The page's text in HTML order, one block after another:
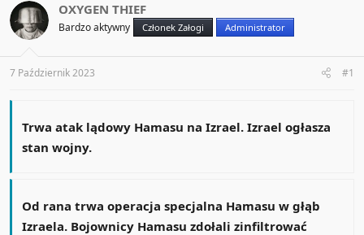
t
e
m
a
t
c
z
t
OXYGEN THIEF
Bardzo aktywny Członek Załogi Administrator
7 Październik 2023 #1
Trwa atak lądowy Hamasu na Izrael. Izrael ogłasza
stan wojny.
Od rana trwa operacja specjalna Hamasu w głąb
Izraela. Bojownicy Hamasu zdołali zinfiltrować